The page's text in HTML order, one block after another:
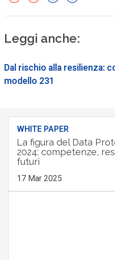
Leggi anche:
Dal rischio alla resilienza:
modello 231
WHITE PAPER
La figura del Data
2024: competenze,
futuri
17 Mar 2025